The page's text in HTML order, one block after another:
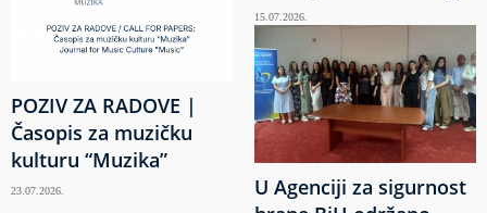
POZIV ZA RADOVE |
Časopis za muzičku
kulturu “Muzika”
23.07.2026.
15.07.2026.
U Agenciji za sigurnost